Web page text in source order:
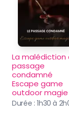
La malédiction
passage
condamné
Escape game
outdoor magie
Durée :1h30 à